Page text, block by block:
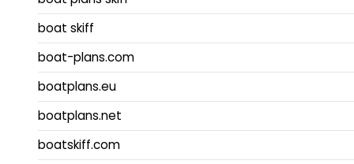
boat skiff
boat-plans.com
boatplans.eu
boatplans.net
boatskiff.com